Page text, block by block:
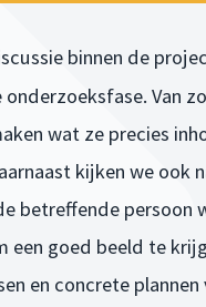
binnen de
Van
wat ze precies
kijken we ook
betreffende persoon
een goed beeld te
en concrete